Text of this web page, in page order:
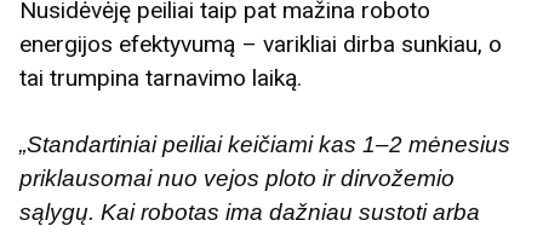
Nusidėvėję peiliai taip pat mažina roboto
energijos efektyvumą – varikliai dirba sunkiau, o
tai trumpina tarnavimo laiką.
„Standartiniai peiliai keičiami kas 1–2 mėnesius
priklausomai nuo vejos ploto ir dirvožemio
sąlygų. Kai robotas ima dažniau sustoti arba